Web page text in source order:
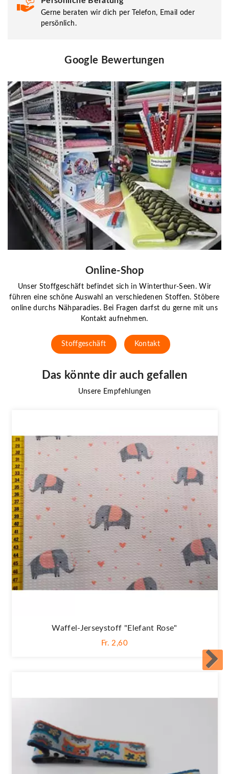
Gerne beraten wir dich per Telefon, Email oder
persönlich.
Google Bewertungen
Online-Shop
Unser Stoffgeschäft befindet sich in Winterthur-Seen. Wir
führen eine schöne Auswahl an verschiedenen Stoffen. Stöbere
online durchs Nähparadies. Bei Fragen darfst du gerne mit uns
Kontakt aufnehmen.
Stoffgeschäft Kontakt
Das könnte dir auch gefallen
Unsere Empfehlungen
Waffel-Jerseystoff "Elefant Rose"
Fr. 2,60